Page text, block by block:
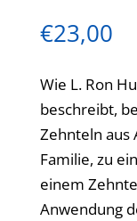
€23,00
Wie L. Ron
beschreibt,
Zehnteln aus
Familie, zu
einem
Anwendung